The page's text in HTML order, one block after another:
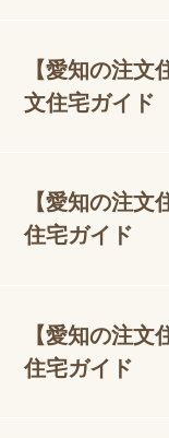
【愛知の注
文住宅ガイド
【愛知の注
住宅ガイド
【愛知の注
住宅ガイド